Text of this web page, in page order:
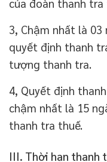
của đoàn thanh tra
3, Chậm nhất là 03
quyết định thanh
tượng thanh tra.
4, Quyết định
chậm nhất là 15
thanh tra thuế.
III. Thời hạn thanh